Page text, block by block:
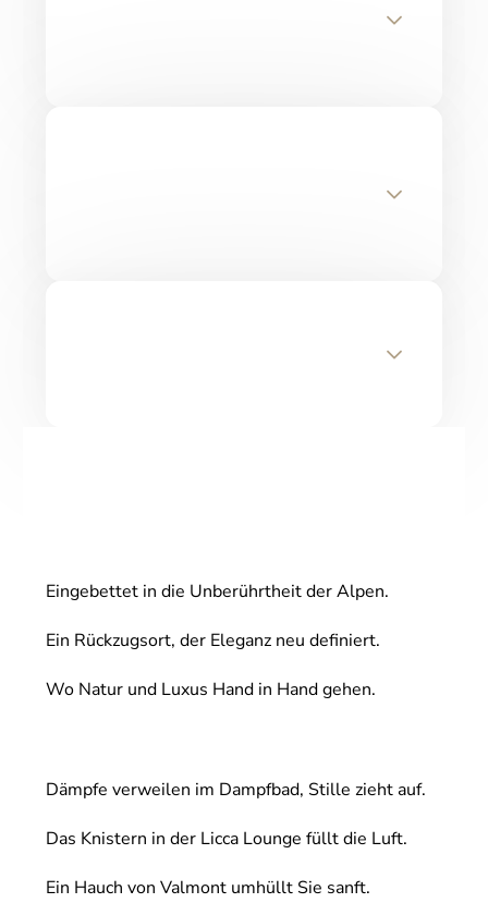
Eingebettet in die Unberührtheit der Alpen.
Ein Rückzugsort, der Eleganz neu definiert.
Wo Natur und Luxus Hand in Hand gehen.
Dämpfe verweilen im Dampfbad, Stille zieht auf.
Das Knistern in der Licca Lounge füllt die Luft.
Ein Hauch von Valmont umhüllt Sie sanft.